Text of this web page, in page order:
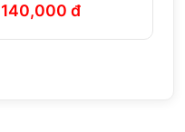
140,000 đ